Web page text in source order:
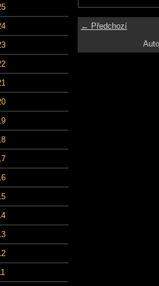
← Předchozí